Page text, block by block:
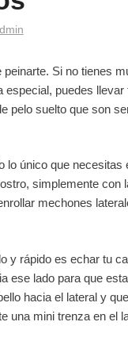
Si no tienes
puedes
pelo suelto que son
lo único que necesitas
simplemente con
mechones
y rápido es echar tu
ese lado para que
hacia el lateral y
una mini trenza en el